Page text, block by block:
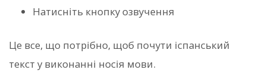
Натисніть кнопку озвучення
Це все, що потрібно, щоб почути іспанський
текст у виконанні носія мови.